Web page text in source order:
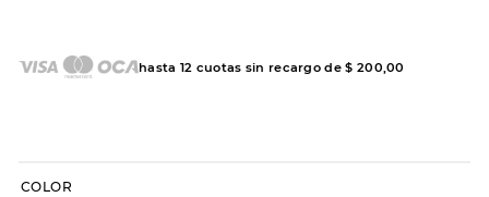
hasta 12 cuotas sin recargo de$ 200 ,00
COLOR